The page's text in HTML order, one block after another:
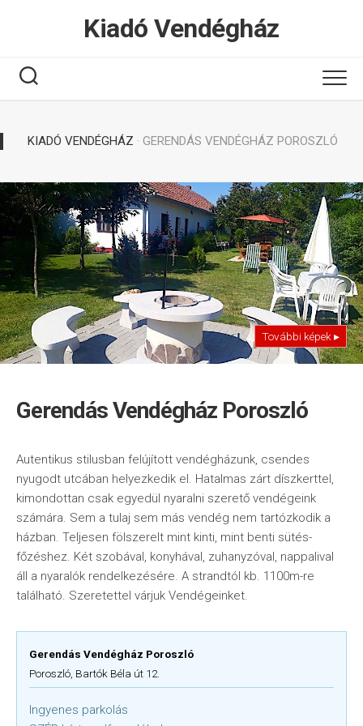
Kiadó Vendégház
KIADÓ VENDÉGHÁZ · GERENDÁS VENDÉGHÁZ POROSZLÓ
További képek ▸
Gerendás Vendégház Poroszló
Autentikus stilusban felújított vendégházunk, csendes
nyugodt utcában helyezkedik el. Hatalmas zárt díszkerttel,
kimondottan csak egyedül nyaralni szerető vendégeink
számára. Sem a tulaj sem más vendég nem tartózkodik a
házban. Teljesen fölszerelt mint kinti, mint benti sütés-
főzéshez. Két szobával, konyhával, zuhanyzóval, nappalival
áll a nyaralók rendelkezésére. A strandtól kb. 1100m-re
található. Szeretettel várjuk Vendégeinket.
Gerendás Vendégház Poroszló
Poroszló, Bartók Béla út 12.
Ingyenes parkolás